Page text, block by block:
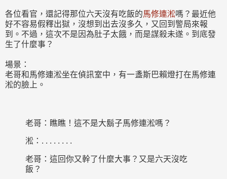
各位看官，還記得那位六天沒有吃飯的馬修連淞嗎？最近他
好不容易假釋出獄，沒想到出去沒多久，又回到警局來報
到。不過，這次不是因為肚子太餓，而是謀殺未遂。到底發
生了什麼事？
場景：
老哥和馬修連淞坐在偵訊室中，有一盞斯巴賴燈打在馬修連
淞的臉上。
老哥：瞧瞧！這不是大鬍子馬修連淞嗎？
淞：. . . . . . . .
老哥：這回你又幹了什麼大事？又是六天沒吃
飯？